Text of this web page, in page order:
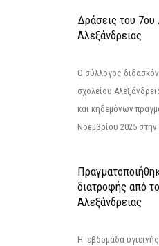
Δράσεις του 7ου
Αλεξάνδρειας
Ο σύλλογος
σχολείου
και κηδεμόνων
Νοεμβρίου 2025
διατροφής από
Αλεξάνδρειας
Η εβδομάδα